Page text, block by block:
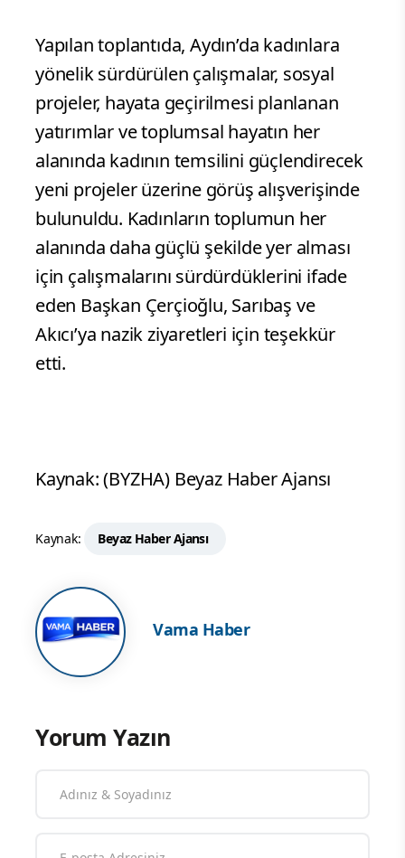
Yapılan toplantıda, Aydın’da kadınlara
yönelik sürdürülen çalışmalar, sosyal
projeler, hayata geçirilmesi planlanan
yatırımlar ve toplumsal hayatın her
alanında kadının temsilini güçlendirecek
yeni projeler üzerine görüş alışverişinde
bulunuldu. Kadınların toplumun her
alanında daha güçlü şekilde yer alması
için çalışmalarını sürdürdüklerini ifade
eden Başkan Çerçioğlu, Sarıbaş ve
Akıcı’ya nazik ziyaretleri için teşekkür
etti.
Kaynak: (BYZHA) Beyaz Haber Ajansı
Kaynak: Beyaz Haber Ajansı
Vama Haber
Yorum Yazın